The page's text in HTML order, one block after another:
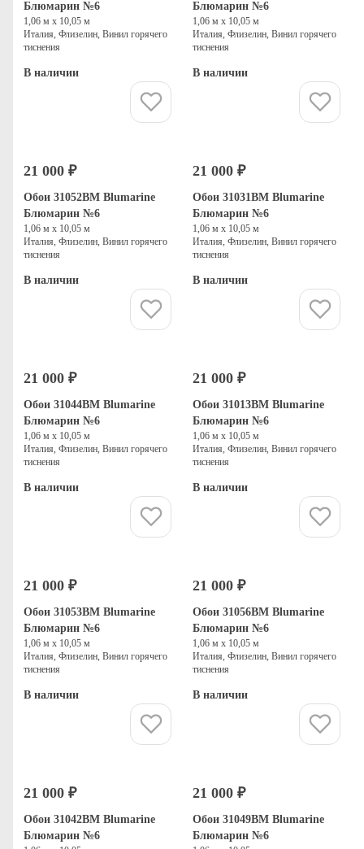
Блюмарин №6
1,06 м х 10,05 м
Италия, Флизелин, Винил горячего
тиснения
В наличии
Блюмарин №6
1,06 м х 10,05 м
Италия, Флизелин, Винил горячего
тиснения
В наличии
21 000 ₽
Обои 31052BM Blumarine
Блюмарин №6
1,06 м х 10,05 м
Италия, Флизелин, Винил горячего
тиснения
В наличии
21 000 ₽
Обои 31031BM Blumarine
Блюмарин №6
1,06 м х 10,05 м
Италия, Флизелин, Винил горячего
тиснения
В наличии
21 000 ₽
Обои 31044BM Blumarine
Блюмарин №6
1,06 м х 10,05 м
Италия, Флизелин, Винил горячего
тиснения
В наличии
21 000 ₽
Обои 31013BM Blumarine
Блюмарин №6
1,06 м х 10,05 м
Италия, Флизелин, Винил горячего
тиснения
В наличии
21 000 ₽
Обои 31053BM Blumarine
Блюмарин №6
1,06 м х 10,05 м
Италия, Флизелин, Винил горячего
тиснения
В наличии
21 000 ₽
Обои 31056BM Blumarine
Блюмарин №6
1,06 м х 10,05 м
Италия, Флизелин, Винил горячего
тиснения
В наличии
21 000 ₽
Обои 31042BM Blumarine
Блюмарин №6
21 000 ₽
Обои 31049BM Blumarine
Блюмарин №6